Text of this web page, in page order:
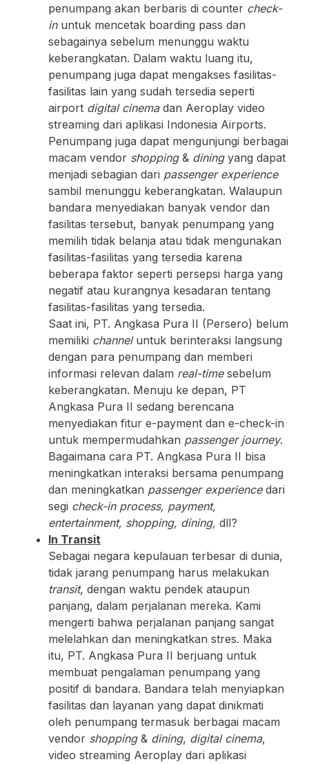
penumpang akan berbaris di counter check-
inuntuk mencetak boarding pass dan
sebagainya sebelum menunggu waktu
keberangkatan. Dalam waktu luang itu,
penumpang juga dapat mengakses fasilitas-
fasilitas lain yang sudah tersedia seperti
airport digital cinemadan Aeroplay video
streaming dari aplikasi Indonesia Airports.
Penumpang juga dapat mengunjungi berbagai
macam vendor shopping & diningyang dapat
menjadi sebagian dari passenger experience
sambil menunggu keberangkatan. Walaupun
bandara menyediakan banyak vendor dan
fasilitas tersebut, banyak penumpang yang
memilih tidak belanja atau tidak mengunakan
fasilitas-fasilitas yang tersedia karena
beberapa faktor seperti persepsi harga yang
negatif atau kurangnya kesadaran tentang
fasilitas-fasilitas yang tersedia.
Saat ini, PT. Angkasa Pura II (Persero) belum
memiliki channeluntuk berinteraksi langsung
dengan para penumpang dan memberi
informasi relevan dalam real-timesebelum
keberangkatan. Menuju ke depan, PT
Angkasa Pura II sedang berencana
menyediakan fitur e-payment dan e-check-in
untuk mempermudahkan passenger journey.
Bagaimana cara PT. Angkasa Pura II bisa
meningkatkan interaksi bersama penumpang
dan meningkatkan passenger experiencedari
segi check-in process, payment,
entertainment, shopping, dining, dll?
In Transit
Sebagai negara kepulauan terbesar di dunia,
tidak jarang penumpang harus melakukan
transit, dengan waktu pendek ataupun
panjang, dalam perjalanan mereka. Kami
mengerti bahwa perjalanan panjang sangat
melelahkan dan meningkatkan stres. Maka
itu, PT. Angkasa Pura II berjuang untuk
membuat pengalaman penumpang yang
positif di bandara. Bandara telah menyiapkan
fasilitas dan layanan yang dapat dinikmati
oleh penumpang termasuk berbagai macam
vendor shopping & dining, digital cinema,
video streaming Aeroplay dari aplikasi